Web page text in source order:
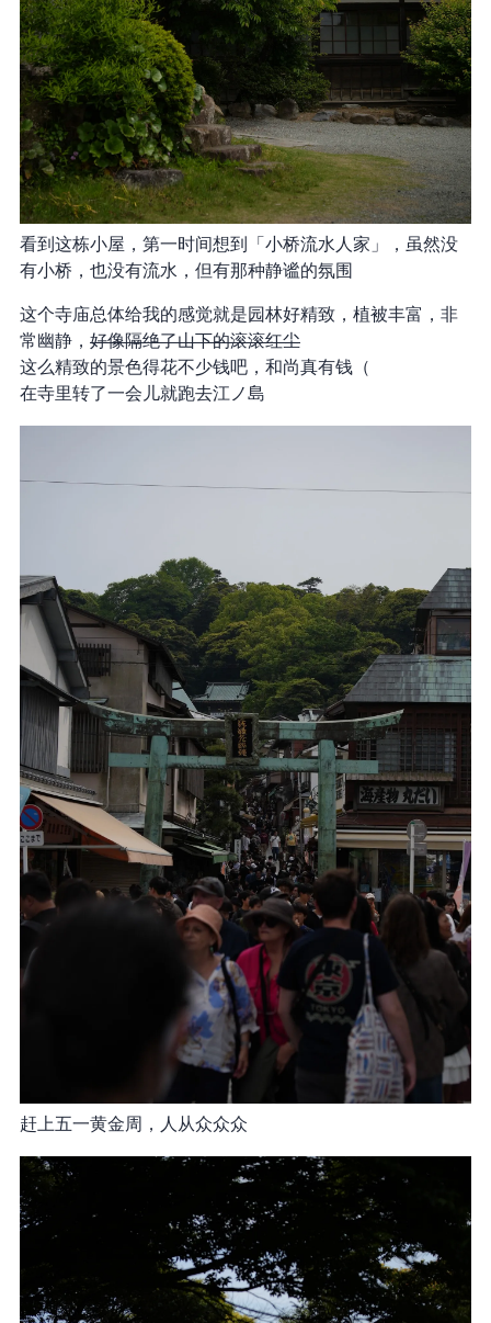
看到这栋小屋，第一时间想到「小桥流水人家」，虽然没
有小桥，也没有流水，但有那种静谧的氛围
这个寺庙总体给我的感觉就是园林好精致，植被丰富，非
常幽静， 好像隔绝了山下的滚滚红尘
这么精致的景色得花不少钱吧，和尚真有钱（
在寺里转了一会儿就跑去江ノ島
赶上五一黄金周，人从众众众